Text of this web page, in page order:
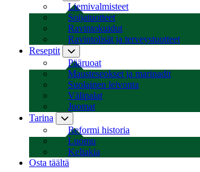
Liemivalmisteet
Soijatuotteet
Ravintokuidut
Ravintolisät ja terveystuotteet
Reseptit
Pääruoat
Mausteseokset ja marinadit
Suolainen leivonta
Välipalat
Juomat
Tarina
Reformi historia
Luomu
Keliakia
Osta täältä